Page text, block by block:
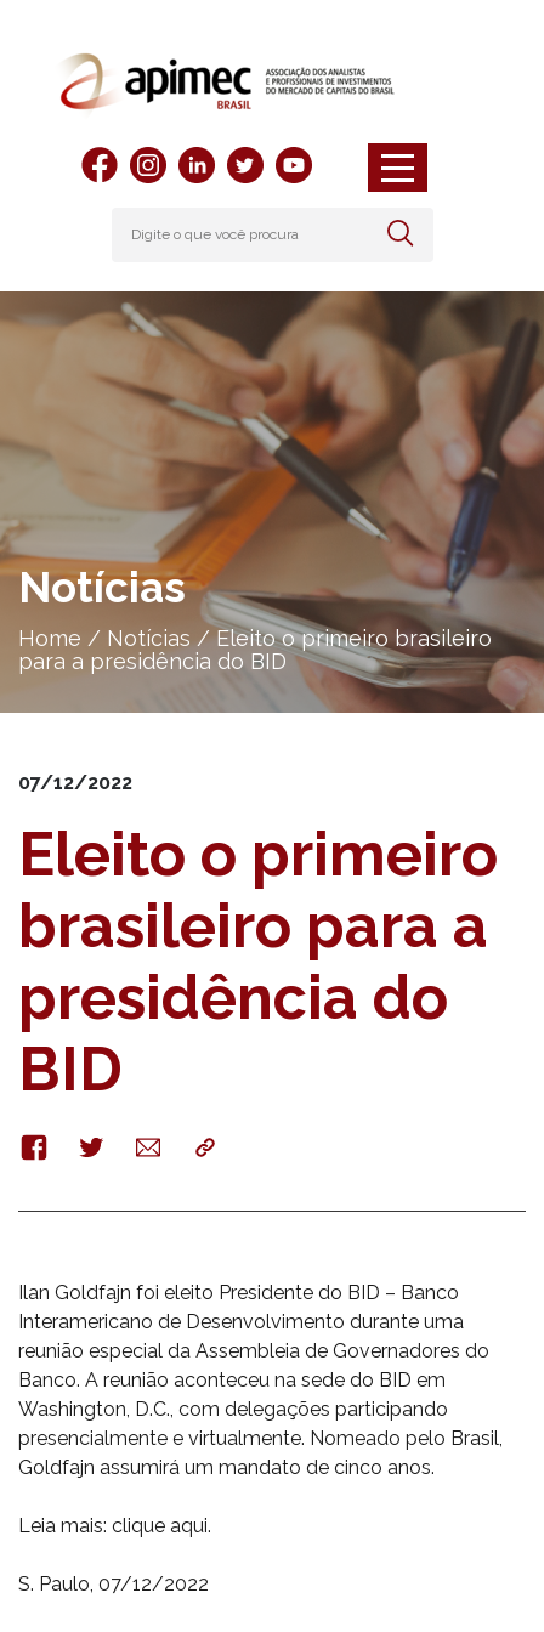
Notícias
Home / Notícias /Eleito o primeiro brasileiro
para a presidência do BID
07/12/2022
Eleito o primeiro
brasileiro para a
presidência do
BID
FacebookTwitterE-
mail
Copy
Ilan Goldfajn foi eleito Presidente do BID – Banco
Interamericano de Desenvolvimento durante uma
reunião especial da Assembleia de Governadores do
Banco. A reunião aconteceu na sede do BID em
Washington, D.C., com delegações participando
presencialmente e virtualmente. Nomeado pelo Brasil,
Goldfajn assumirá um mandato de cinco anos.
Leia mais: clique aqui.
S. Paulo, 07/12/2022